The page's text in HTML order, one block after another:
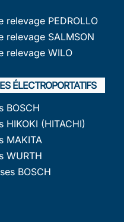
relevage PEDROLLO
relevage SALMSON
relevage WILO
ÉLECTROPORTATIFS
BOSCH
HIKOKI (HITACHI)
MAKITA
WURTH
BOSCH